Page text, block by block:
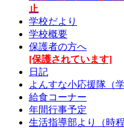
止
学校だより
学校概要
保護者の方へ
[保護されています]
日記
よんすな小応援隊（
給食コーナー
年間行事予定
生活指導部より（時